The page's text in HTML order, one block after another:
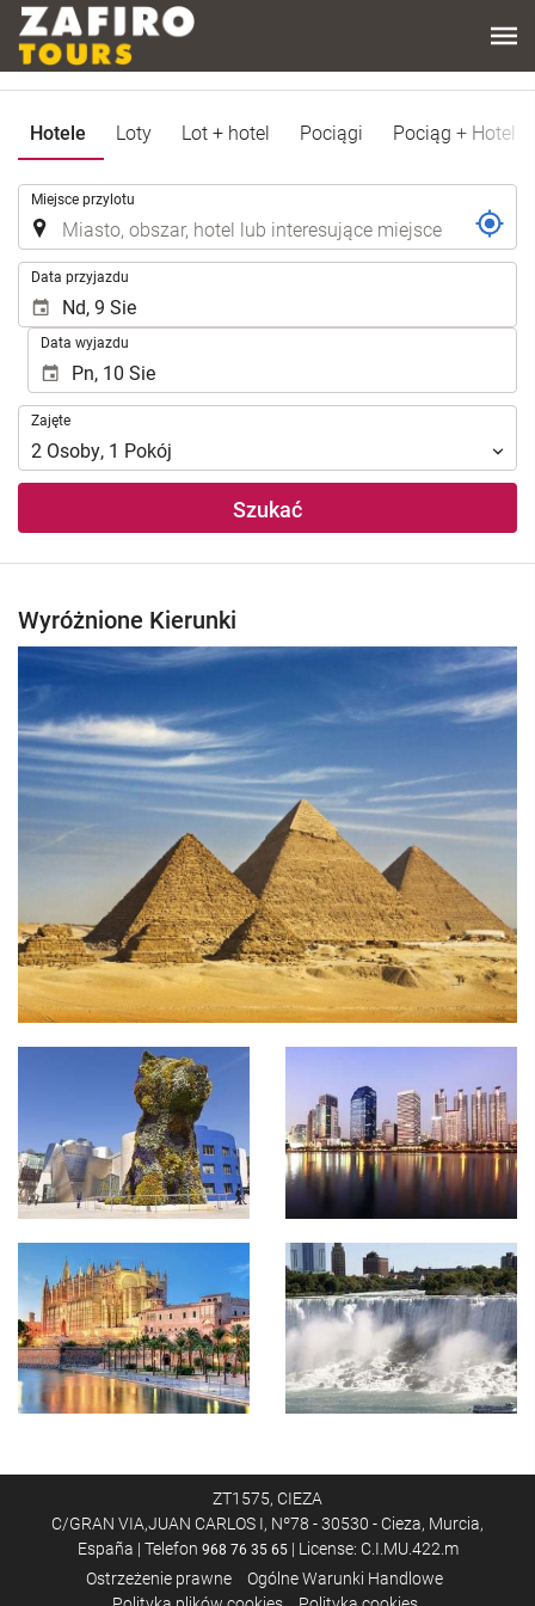
Hotele Loty Lot + hotel Pociągi Pociąg + Hotel
Miejsce przylotu
Data przyjazdu
Data wyjazdu
Zajęte
Zajęte
2 Osoby, 1 Pokój
Szukać
Wyróżnione Kierunki
ZT1575, CIEZA
C/GRAN VIA,JUAN CARLOS I, Nº78 - 30530 - Cieza, Murcia,
España | Telefon 968 76 35 65| License: C.I.MU.422.m
Ostrzeżenie prawne
Ogólne Warunki Handlowe